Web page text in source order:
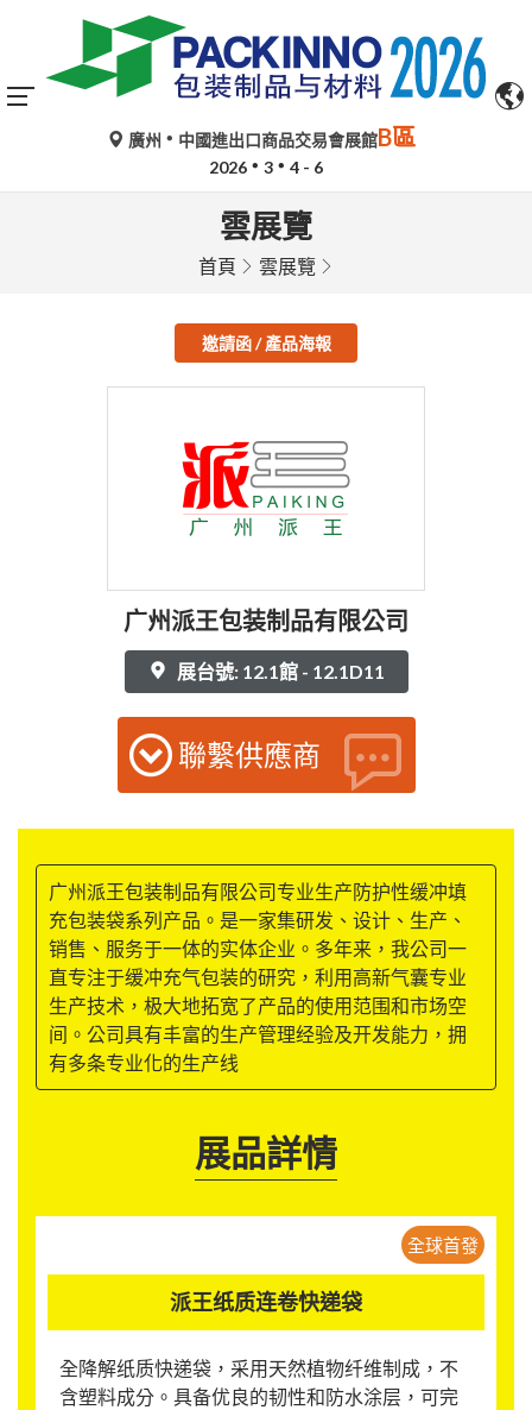
廣州 中國進出口商品交易會展館B區
2026 3 4 - 6
雲展覽
首頁 雲展覽
邀請函 / 產品海報
广州派王包装制品有限公司
展台號: 12.1館 - 12.1D11
聯繫供應商
广州派王包装制品有限公司专业生产防护性缓冲填
充包装袋系列产品。是一家集研发、设计、生产、
销售、服务于一体的实体企业。多年来，我公司一
直专注于缓冲充气包装的研究，利用高新气囊专业
生产技术，极大地拓宽了产品的使用范围和市场空
间。公司具有丰富的生产管理经验及开发能力，拥
有多条专业化的生产线
展品詳情
全球首發
派王纸质连卷快递袋
全降解纸质快递袋，采用天然植物纤维制成，不
含塑料成分。具备优良的韧性和防水涂层，可完